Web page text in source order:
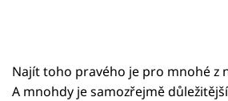
Najít toho pravého je pro mnohé z
A mnohdy je samozřejmě